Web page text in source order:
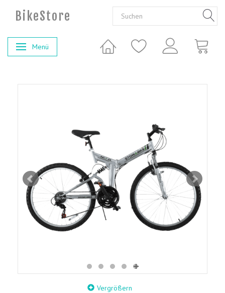
BikeStore
Anzeige ändern
Menü
Vergrößern